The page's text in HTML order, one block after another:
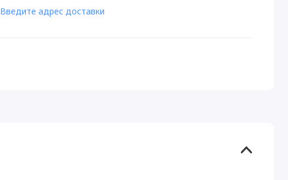
Введите адрес доставки